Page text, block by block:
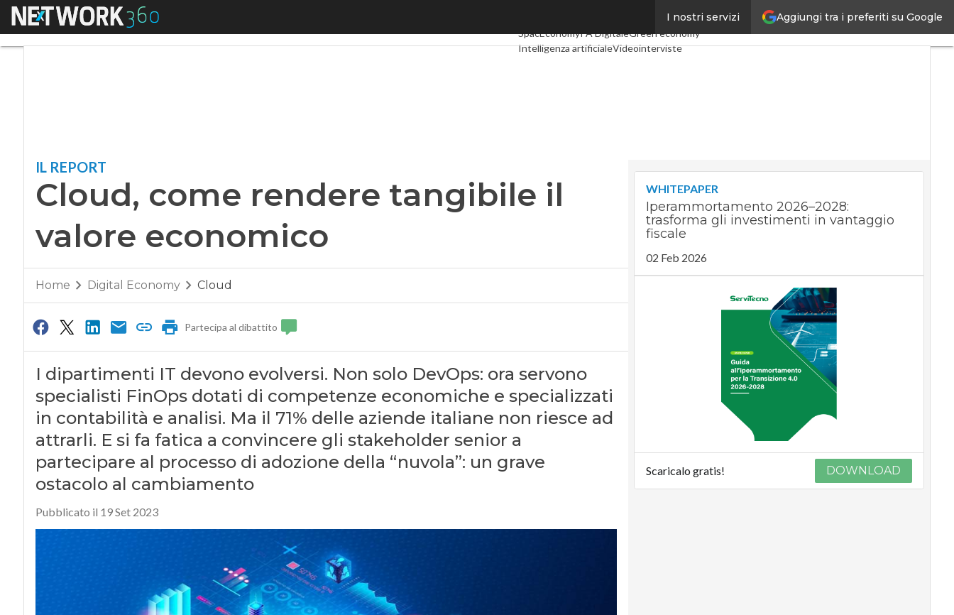
Aggiungi tra i preferiti su Google
I nostri servizi
Menu Telco Industria 4.0
SpacEconomyPA DigitaleGreen economy
Intelligenza artificialeVideointerviste
IL REPORT
Cloud, come rendere tangibile il
valore economico
Home Digital Economy Cloud
Partecipa al dibattito
I dipartimenti IT devono evolversi. Non solo DevOps: ora servono
specialisti FinOps dotati di competenze economiche e specializzati
in contabilità e analisi. Ma il 71% delle aziende italiane non riesce ad
attrarli. E si fa fatica a convincere gli stakeholder senior a
partecipare al processo di adozione della “nuvola”: un grave
ostacolo al cambiamento
Pubblicato il 19 Set 2023
WHITEPAPER
Iperammortamento 2026–2028:
trasforma gli investimenti in vantaggio
fiscale
02 Feb 2026
Scaricalo gratis! DOWNLOAD